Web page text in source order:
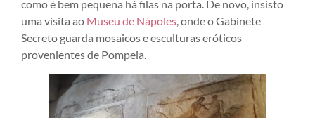
como é bem pequena há filas na porta. De novo, insisto
uma visita ao Museu de Nápoles, onde o Gabinete
Secreto guarda mosaicos e esculturas eróticos
provenientes de Pompeia.